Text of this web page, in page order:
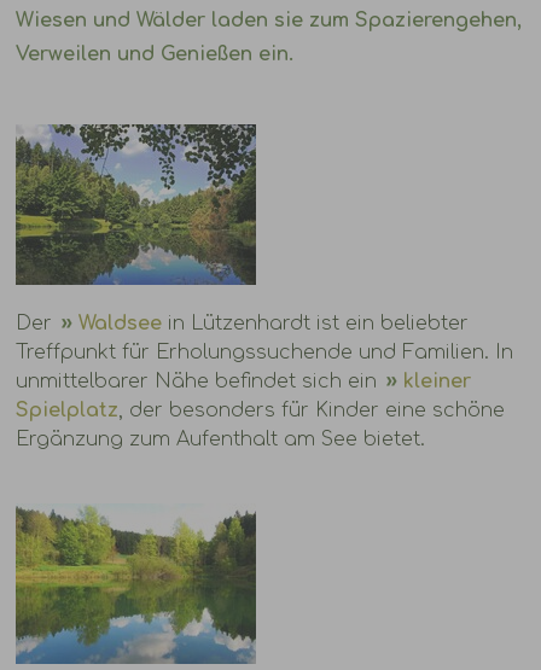
Wiesen und Wälder laden sie zum Spazierengehen,
Verweilen und Genießen ein.
Der Waldsee in Lützenhardt ist ein beliebter
Treffpunkt für Erholungssuchende und Familien. In
unmittelbarer Nähe befindet sich ein
kleiner
Spielplatz, der besonders für Kinder eine schöne
Ergänzung zum Aufenthalt am See bietet.